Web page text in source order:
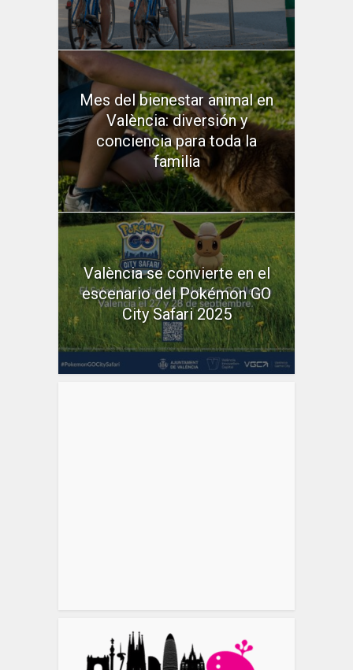
Mes del bienestar animal en
València: diversión y
conciencia para toda la
familia
València se convierte en el
escenario del Pokémon GO
City Safari 2025